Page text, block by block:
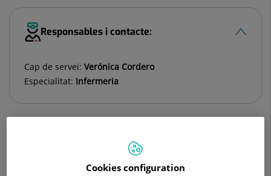
Responsables i contacte:
Cap de servei: Verónica Cordero
Especialitat: Infermeria
EDUCACIÓ DIABETOLÒGICA
Cookies configuration